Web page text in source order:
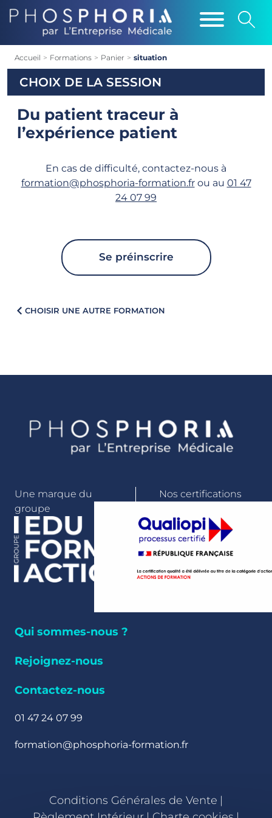
Accueil > Formations > Panier > situation
CHOIX DE LA SESSION
Du patient traceur à
l’expérience patient
En cas de difficulté, contactez-nous à
formation@phosphoria-formation.frou au 01 47
24 07 99
Se préinscrire
CHOISIR UNE AUTRE FORMATION
Une marque du
groupe
Nos certifications
Qui sommes-nous ?
Rejoignez-nous
Contactez-nous
01 47 24 07 99
formation@phosphoria-formation.fr
Conditions Générales de Vente |